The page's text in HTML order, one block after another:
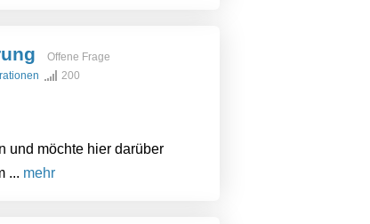
Offene Frage
200
und möchte hier darüber
... mehr